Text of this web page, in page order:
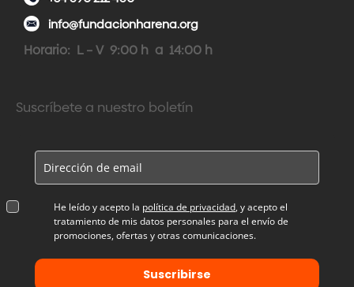
info@fundacionharena.org
Horario: L – V 9:00 h a 14:00 h
Suscríbete a nuestro boletín
He leído y acepto la política de privacidad, y acepto el
tratamiento de mis datos personales para el envío de
promociones, ofertas y otras comunicaciones.
Suscribirse